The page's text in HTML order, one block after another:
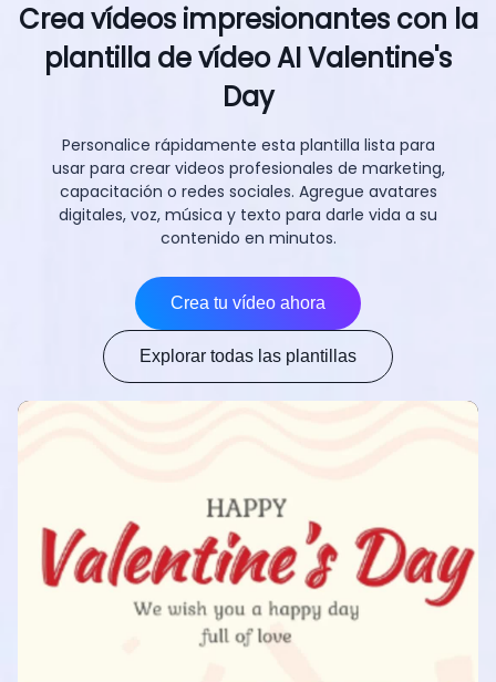
Crea vídeos impresionantes con la
plantilla de vídeo AI Valentine's
Day
Personalice rápidamente esta plantilla lista para
usar para crear videos profesionales de marketing,
capacitación o redes sociales. Agregue avatares
digitales, voz, música y texto para darle vida a su
contenido en minutos.
Crea tu vídeo ahora
Explorar todas las plantillas